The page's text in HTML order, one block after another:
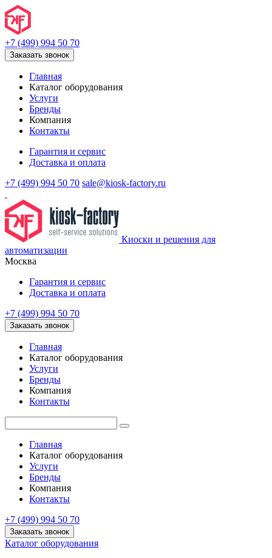
+7 (499) 994 50 70
Заказать звонок
Главная
Каталог оборудования
Услуги
Бренды
Компания
Контакты
Гарантия и сервис
Доставка и оплата
+7 (499) 994 50 70 sale@kiosk-factory.ru
Киоски и решения для
автоматизации
Москва
Гарантия и сервис
Доставка и оплата
+7 (499) 994 50 70
Заказать звонок
Главная
Каталог оборудования
Услуги
Бренды
Компания
Контакты
Главная
Каталог оборудования
Услуги
Бренды
Компания
Контакты
+7 (499) 994 50 70
Заказать звонок
Каталог оборудования